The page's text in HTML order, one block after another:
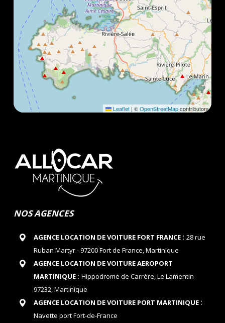
Leaflet | ©OpenStreetMapcontributors
NOS AGENCES
AGENCE LOCATION DE VOITURE FORT FRANCE: 28 rue
Ruban Martyr - 97200 Fort de France, Martinique
AGENCE LOCATION DE VOITURE AEROPORT
MARTINIQUE: Hippodrome de Carrère, Le Lamentin
97232, Martinique
AGENCE LOCATION DE VOITURE PORT MARTINIQUE:
Navette port Fort-de-France